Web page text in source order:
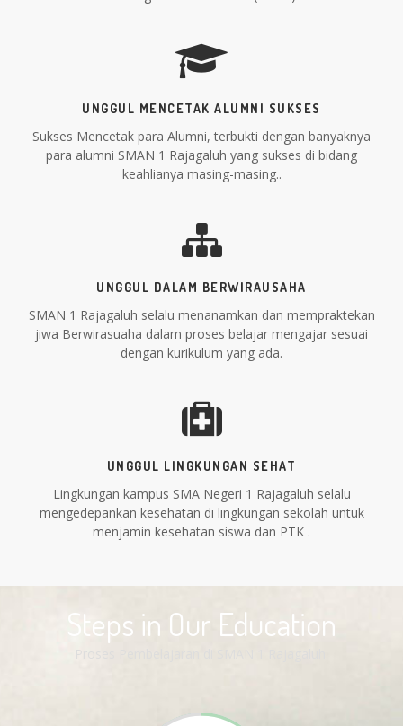
UNGGUL MENCETAK ALUMNI SUKSES
Sukses Mencetak para Alumni, terbukti dengan banyaknya
para alumni SMAN 1 Rajagaluh yang sukses di bidang
keahlianya masing-masing..
UNGGUL DALAM BERWIRAUSAHA
SMAN 1 Rajagaluh selalu menanamkan dan mempraktekan
jiwa Berwirasuaha dalam proses belajar mengajar sesuai
dengan kurikulum yang ada.
UNGGUL LINGKUNGAN SEHAT
Lingkungan kampus SMA Negeri 1 Rajagaluh selalu
mengedepankan kesehatan di lingkungan sekolah untuk
menjamin kesehatan siswa dan PTK .
Steps in Our Education